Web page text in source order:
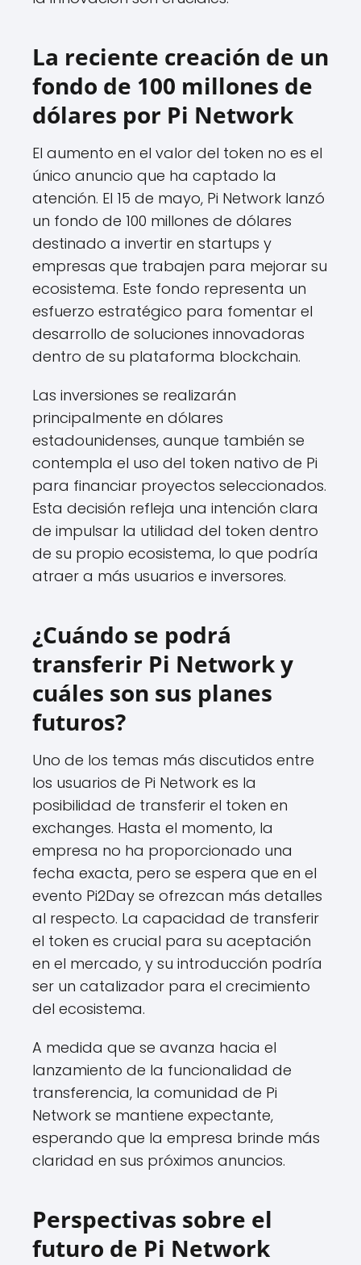
La reciente creación de un
fondo de 100 millones de
dólares por Pi Network
El aumento en el valor del token no es el
único anuncio que ha captado la
atención. El 15 de mayo, Pi Network lanzó
un fondo de 100 millones de dólares
destinado a invertir en startups y
empresas que trabajen para mejorar su
ecosistema. Este fondo representa un
esfuerzo estratégico para fomentar el
desarrollo de soluciones innovadoras
dentro de su plataforma blockchain.
Las inversiones se realizarán
principalmente en dólares
estadounidenses, aunque también se
contempla el uso del token nativo de Pi
para financiar proyectos seleccionados.
Esta decisión refleja una intención clara
de impulsar la utilidad del token dentro
de su propio ecosistema, lo que podría
atraer a más usuarios e inversores.
¿Cuándo se podrá
transferir Pi Network y
cuáles son sus planes
futuros?
Uno de los temas más discutidos entre
los usuarios de Pi Network es la
posibilidad de transferir el token en
exchanges. Hasta el momento, la
empresa no ha proporcionado una
fecha exacta, pero se espera que en el
evento Pi2Day se ofrezcan más detalles
al respecto. La capacidad de transferir
el token es crucial para su aceptación
en el mercado, y su introducción podría
ser un catalizador para el crecimiento
del ecosistema.
A medida que se avanza hacia el
lanzamiento de la funcionalidad de
transferencia, la comunidad de Pi
Network se mantiene expectante,
esperando que la empresa brinde más
claridad en sus próximos anuncios.
Perspectivas sobre el
futuro de Pi Network